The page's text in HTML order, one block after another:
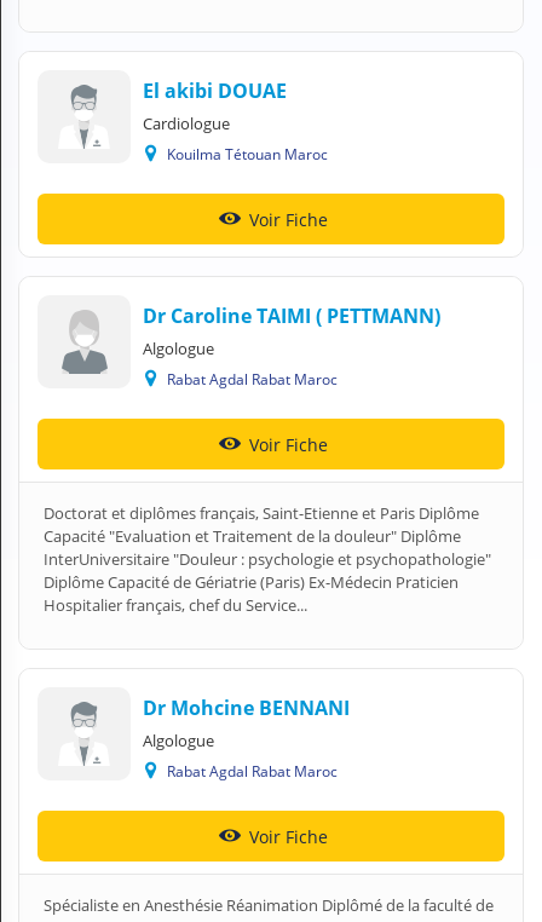
El akibi DOUAE
Cardiologue
Kouilma Tétouan Maroc
Voir Fiche
Dr Caroline TAIMI ( PETTMANN)
Algologue
Rabat Agdal Rabat Maroc
Voir Fiche
Doctorat et diplômes français, Saint-Etienne et Paris Diplôme
Capacité "Evaluation et Traitement de la douleur" Diplôme
InterUniversitaire "Douleur : psychologie et psychopathologie"
Diplôme Capacité de Gériatrie (Paris) Ex-Médecin Praticien
Hospitalier français, chef du Service...
Dr Mohcine BENNANI
Algologue
Rabat Agdal Rabat Maroc
Voir Fiche
Spécialiste en Anesthésie Réanimation Diplômé de la faculté de